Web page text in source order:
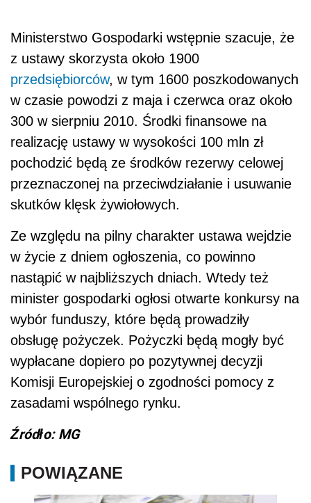
Ministerstwo Gospodarki wstępnie szacuje, że
z ustawy skorzysta około 1900
przedsiębiorców, w tym 1600 poszkodowanych
w czasie powodzi z maja i czerwca oraz około
300 w sierpniu 2010. Środki finansowe na
realizację ustawy w wysokości 100 mln zł
pochodzić będą ze środków rezerwy celowej
przeznaczonej na przeciwdziałanie i usuwanie
skutków klęsk żywiołowych.
Ze względu na pilny charakter ustawa wejdzie
w życie z dniem ogłoszenia, co powinno
nastąpić w najbliższych dniach. Wtedy też
minister gospodarki ogłosi otwarte konkursy na
wybór funduszy, które będą prowadziły
obsługę pożyczek. Pożyczki będą mogły być
wypłacane dopiero po pozytywnej decyzji
Komisji Europejskiej o zgodności pomocy z
zasadami wspólnego rynku.
Źródło: MG
POWIĄZANE